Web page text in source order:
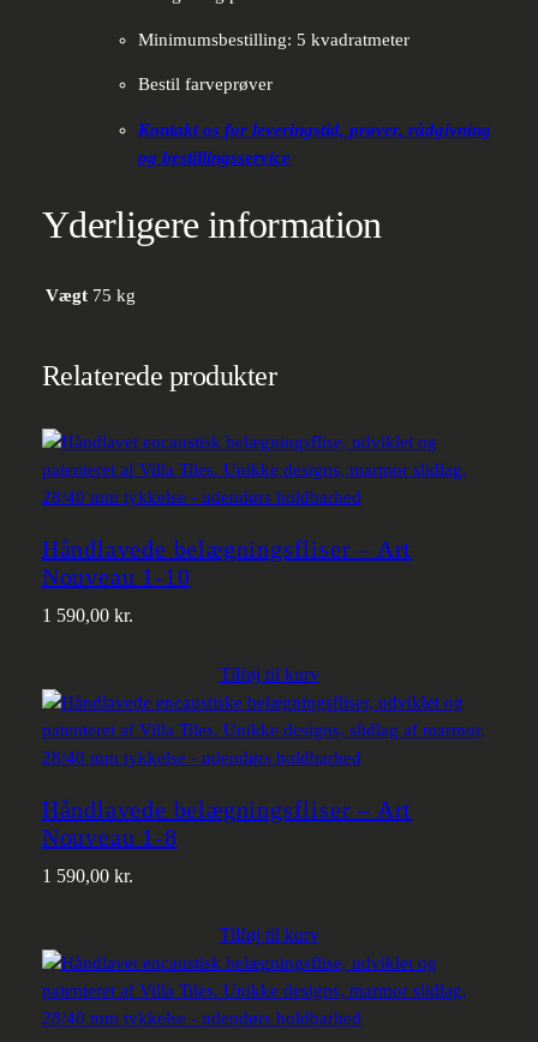
Minimumsbestilling: 5 kvadratmeter
Bestil farveprøver
Kontakt os for leveringstid, prøver, rådgivning
og bestillingsservice
Yderligere information
Vægt 75 kg
Relaterede produkter
Håndlavede belægningsfliser – Art
Nouveau 1-10
1 590,00 kr.
Tilføj til kurv
Håndlavede belægningsfliser – Art
Nouveau 1-8
1 590,00 kr.
Tilføj til kurv